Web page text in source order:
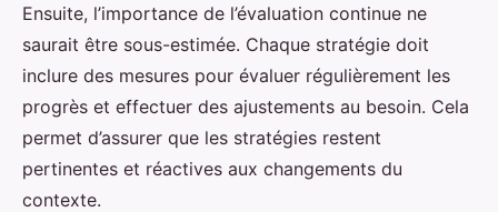
Ensuite, l’importance de l’évaluation continue ne
saurait être sous-estimée. Chaque stratégie doit
inclure des mesures pour évaluer régulièrement les
progrès et effectuer des ajustements au besoin. Cela
permet d’assurer que les stratégies restent
pertinentes et réactives aux changements du
contexte.